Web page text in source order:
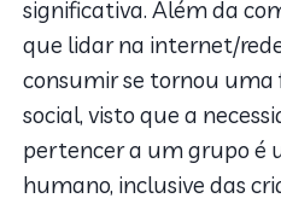
significativa. Além da
que lidar na internet/
consumir se tornou uma
social, visto que a
pertencer a um grupo é
humano, inclusive das